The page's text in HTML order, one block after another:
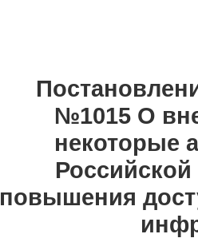
№1015 О
некоторые
повышения